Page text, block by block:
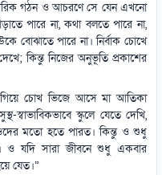
গঠন ও আচরণে সে যেন এখনো
পারে না, কথা বলতে পারে না,
বোঝাতে পারে না। নির্বাক চোখে
কিন্তু নিজের অনুভূতি প্রকাশের
চোখ ভিজে আসে মা আতিকা
স্বাভাবিকভাবে স্কুলে যেতে দেখি,
মতো হতে পারত। কিন্তু ও শুধু
ও যদি সারা জীবনে শুধু একবার
যেত।”